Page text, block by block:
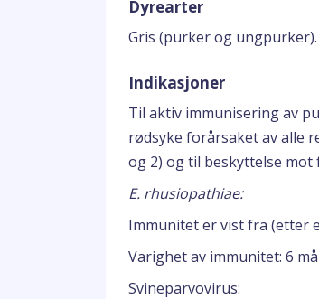
Dyrearter
Gris (purker og ungpurker).
Indikasjoner
Til aktiv immunisering av
rødsyke forårsaket av alle
og 2) og til beskyttelse mot
E. rhusiopathiae:
Immunitet er vist fra (etter
Varighet av immunitet: 6
Svineparvovirus: